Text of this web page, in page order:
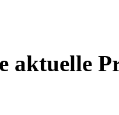
aktuelle